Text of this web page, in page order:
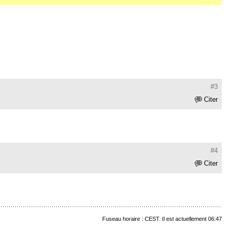
#3
Citer
#4
Citer
Fuseau horaire : CEST. Il est actuellement 06:47